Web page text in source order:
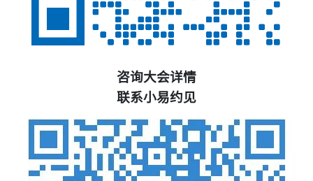
咨询大会详情
联系小易约见